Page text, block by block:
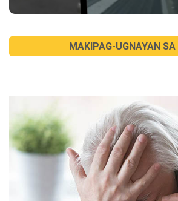
MAKIPAG-UGNAYAN